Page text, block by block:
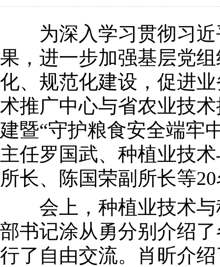
为深入学习贯彻习
果，进一步加强基层党
化、规范化建设，促进
术推广中心与省农业技
建暨“守护粮食安全端牢
主任罗国武、种植业技
所长、陈国荣副所长等
会上，种植业技术
部书记涂从勇分别介绍
行了自由交流。肖昕介